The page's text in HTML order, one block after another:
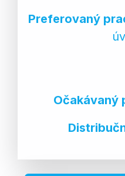
Preferovaný
Očakávaný